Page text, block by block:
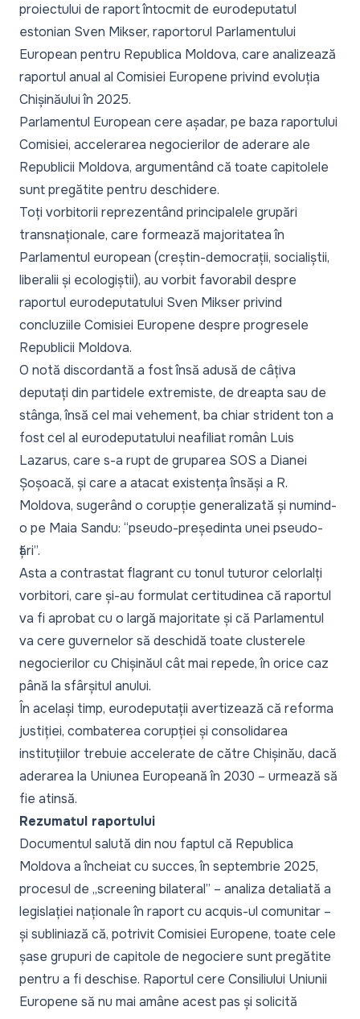
proiectului de raport întocmit de eurodeputatul
estonian Sven Mikser, raportorul Parlamentului
European pentru Republica Moldova, care analizează
raportul anual al Comisiei Europene privind evoluția
Chișinăului în 2025.
Parlamentul European cere așadar, pe baza raportului
Comisiei, accelerarea negocierilor de aderare ale
Republicii Moldova, argumentând că toate capitolele
sunt pregătite pentru deschidere.
Toți vorbitorii reprezentând principalele grupări
transnaționale, care formează majoritatea în
Parlamentul european (creștin-democrații, socialiștii,
liberalii și ecologiștii), au vorbit favorabil despre
raportul eurodeputatului Sven Mikser privind
concluziile Comisiei Europene despre progresele
Republicii Moldova.
O notă discordantă a fost însă adusă de câțiva
deputați din partidele extremiste, de dreapta sau de
stânga, însă cel mai vehement, ba chiar strident ton a
fost cel al eurodeputatului neafiliat român Luis
Lazarus, care s-a rupt de gruparea SOS a Dianei
Șoșoacă, și care a atacat existența însăși a R.
Moldova, sugerând o corupție generalizată și numind-
o pe Maia Sandu: “pseudo-președinta unei pseudo-
țări”.
Asta a contrastat flagrant cu tonul tuturor celorlalți
vorbitori, care și-au formulat certitudinea că raportul
va fi aprobat cu o largă majoritate și că Parlamentul
va cere guvernelor să deschidă toate clusterele
negocierilor cu Chișinăul cât mai repede, în orice caz
până la sfârșitul anului.
În același timp, eurodeputații avertizează că reforma
justiției, combaterea corupției și consolidarea
instituțiilor trebuie accelerate de către Chișinău, dacă
aderarea la Uniunea Europeană în 2030 – urmează să
fie atinsă.
Rezumatul raportului
Documentul salută din nou faptul că Republica
Moldova a încheiat cu succes, în septembrie 2025,
procesul de „screening bilateral” – analiza detaliată a
legislației naționale în raport cu acquis-ul comunitar –
și subliniază că, potrivit Comisiei Europene, toate cele
șase grupuri de capitole de negociere sunt pregătite
pentru a fi deschise. Raportul cere Consiliului Uniunii
Europene să nu mai amâne acest pas și solicită